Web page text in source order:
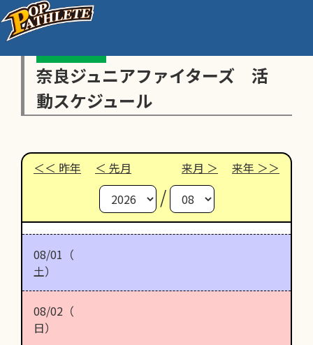
奈良ジュニアファイターズ 活
動スケジュール
昨年 先月 来月 来年
/
08/01（
土）
08/02（
日）